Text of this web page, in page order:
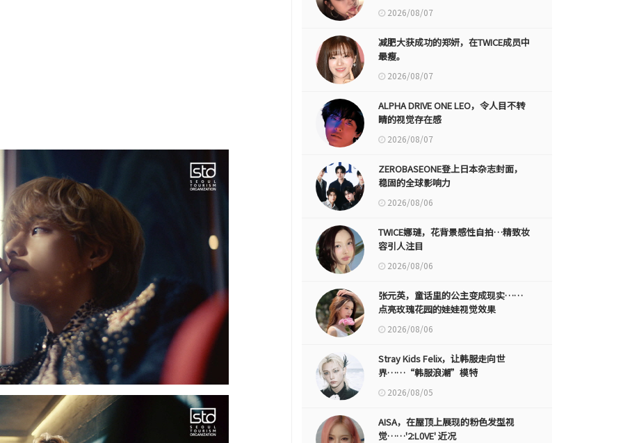
2026/08/07
减肥大获成功的郑妍，在TWICE成员中
最瘦。
2026/08/07
ALPHA DRIVE ONE LEO，令人目不转
睛的视觉存在感
2026/08/07
ZEROBASEONE登上日本杂志封面，
稳固的全球影响力
2026/08/06
TWICE娜璉，花背景感性自拍…精致妆
容引人注目
2026/08/06
张元英，童话里的公主变成现实……
点亮玫瑰花园的娃娃视觉效果
2026/08/06
Stray Kids Felix，让韩服走向世
界……“韩服浪潮”模特
2026/08/05
AISA，在屋顶上展现的粉色发型视
觉……'2:L0VE' 近况